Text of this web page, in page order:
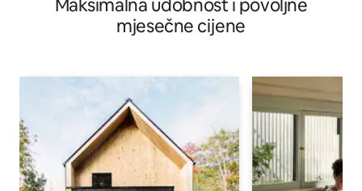
Maksimalna udobnost i povoljne
mjesečne cijene